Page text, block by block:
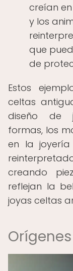
creían
y los
que
de
Estos
celtas
diseño de
formas, los
en la
creando
reflejan la
joyas celtas